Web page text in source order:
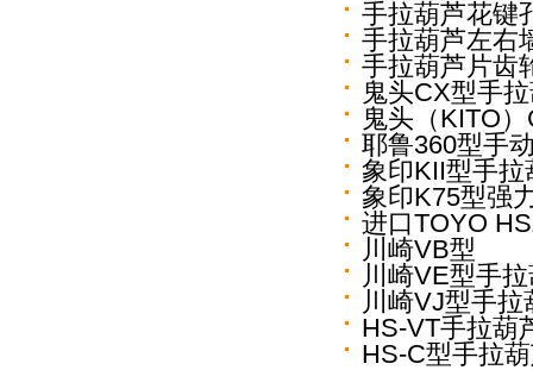
手拉葫芦花键
手拉葫芦左右
手拉葫芦片齿
鬼头CX型手
鬼头（KITO
耶鲁360型手
象印KII型手拉
象印K75型强
进口TOYO
川崎VB型
川崎VE型手
川崎VJ型手拉
HS-VT手拉葫
HS-C型手拉